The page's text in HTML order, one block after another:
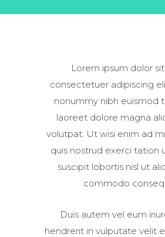
Lorem ipsum dolor
consectetuer adipiscing
nonummy nibh euismod
laoreet dolore magna
volutpat. Ut wisi enim ad
quis nostrud exerci tation
suscipit lobortis nisl ut
commodo
Duis autem vel eum
hendrerit in vulputate velit